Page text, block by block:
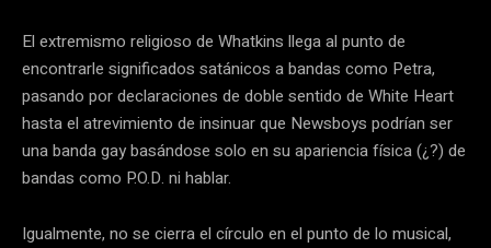
El extremismo religioso de Whatkins llega al punto de
encontrarle significados satánicos a bandas como Petra,
pasando por declaraciones de doble sentido de White Heart
hasta el atrevimiento de insinuar que Newsboys podrían ser
una banda gay basándose solo en su apariencia física (¿?) de
bandas como P.O.D. ni hablar.
Igualmente, no se cierra el círculo en el punto de lo musical,